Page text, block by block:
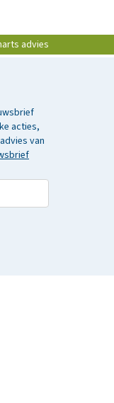
advies
acties,
van